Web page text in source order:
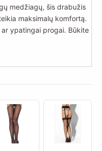
medžiagų, šis drabužis
maksimalų komfortą.
ypatingai progai. Būkite